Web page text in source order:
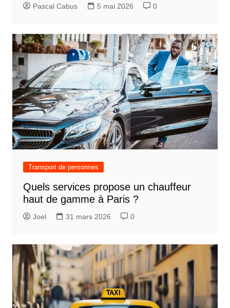
Pascal Cabus 5 mai 2026 0
Transport de personnes
Quels services propose un chauffeur
haut de gamme à Paris ?
Joel 31 mars 2026 0